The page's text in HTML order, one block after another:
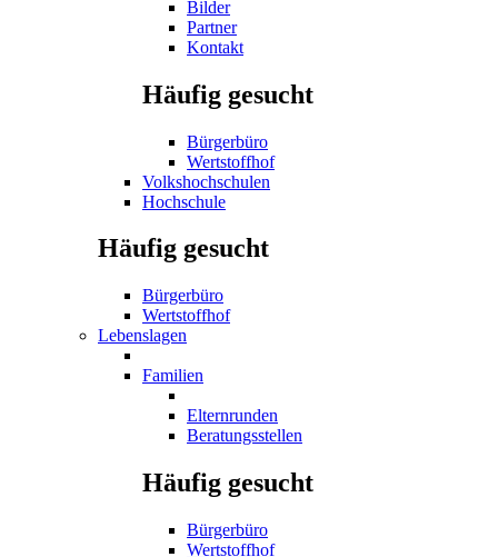
Bilder
Partner
Kontakt
Häufig gesucht
Bürgerbüro
Wertstoffhof
Volkshochschulen
Hochschule
Häufig gesucht
Bürgerbüro
Wertstoffhof
Lebenslagen
Familien
Elternrunden
Beratungsstellen
Häufig gesucht
Bürgerbüro
Wertstoffhof